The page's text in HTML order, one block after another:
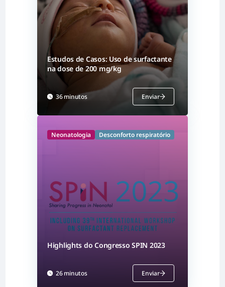
Estudos de Casos: Uso de surfactante
na dose de 200 mg/kg
36 minutos Enviar
Neonatologia Desconforto respiratório
Highlights do Congresso SPIN 2023
26 minutos Enviar